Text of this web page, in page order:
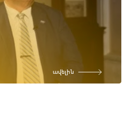
ավելին